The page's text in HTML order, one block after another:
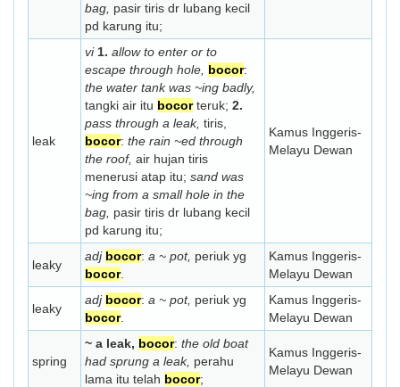
bag, pasir tiris dr lubang kecil
pd karung itu;
leak
vi 1. allow to enter or to
escape through hole, bocor:
the water tank was ~ing badly,
tangki air itu bocorteruk; 2.
pass through a leak, tiris,
bocor: the rain ~ed through
the roof, air hujan tiris
menerusi atap itu; sand was
~ing from a small hole in the
bag, pasir tiris dr lubang kecil
pd karung itu;
Kamus Inggeris-
Melayu Dewan
leaky
adj bocor: a ~ pot, periuk yg
bocor.
Kamus Inggeris-
Melayu Dewan
leaky
adj bocor: a ~ pot, periuk yg
bocor.
Kamus Inggeris-
Melayu Dewan
spring
~ a leak, bocor: the old boat
had sprung a leak, perahu
lama itu telah bocor;
Kamus Inggeris-
Melayu Dewan